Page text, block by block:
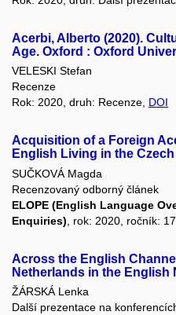
Acerbi, Alberto (2020).
Age. Oxford : Oxford
VELESKI Stefan
Recenze
Rok: 2020, druh: Recenze, DOI
Acquisition of a Foreign
English Living in the
SUČKOVÁ Magda
Recenzovaný odborný článek
ELOPE (English Language
Enquiries) , rok: 2020, ročník:
Across the English
Netherlands in the English
ŽÁRSKÁ Lenka
Další prezentace na